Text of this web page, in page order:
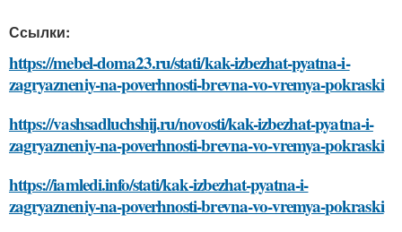
Ссылки:
https://mebel-doma23.ru/stati/kak-izbezhat-pyatna-i-
zagryazneniy-na-poverhnosti-brevna-vo-vremya-pokraski
https://vashsadluchshij.ru/novosti/kak-izbezhat-pyatna-i-
zagryazneniy-na-poverhnosti-brevna-vo-vremya-pokraski
https://iamledi.info/stati/kak-izbezhat-pyatna-i-
zagryazneniy-na-poverhnosti-brevna-vo-vremya-pokraski